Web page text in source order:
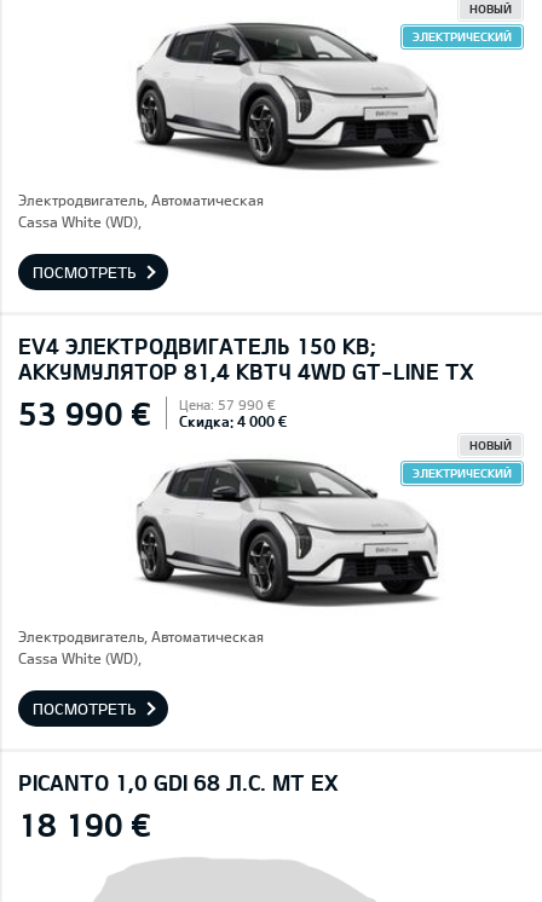
НОВЫЙ
ЭЛЕКТРИЧЕСКИЙ
Электродвигатель, Автоматическая
Cassa White (WD),
ПОСМОТРЕТЬ
EV4 ЭЛЕКТРОДВИГАТЕЛЬ 150 КВ;
AККУМУЛЯТОР 81,4 КВТЧ 4WD GT-LINE TX
53 990 € Цена: 57 990 €
Скидка: 4 000 €
НОВЫЙ
ЭЛЕКТРИЧЕСКИЙ
Электродвигатель, Автоматическая
Cassa White (WD),
ПОСМОТРЕТЬ
PICANTO 1,0 GDI 68 Л.С. MT EX
18 190 €